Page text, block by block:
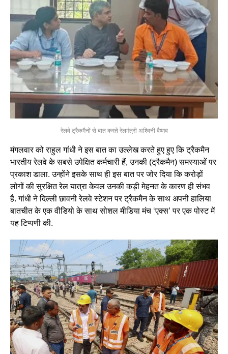
रेलवे ट्रैकमैनों से बात करते रेलमंत्री अश्विनी वैष्णव
मंगलवार को राहुल गांधी ने इस बात का उल्लेख करते हुए हुए कि ट्रैकमैन
भारतीय रेलवे के सबसे उपेक्षित कर्मचारी हैं, उनकी (ट्रैकमैन) समस्याओं पर
प्रकाश डाला. उन्होंने इसके साथ ही इस बात पर जोर दिया कि करोड़ों
लोगों की सुरक्षित रेल यात्रा केवल उनकी कड़ी मेहनत के कारण ही संभव
है. गांधी ने दिल्ली छावनी रेलवे स्टेशन पर ट्रैकमैन के साथ अपनी हालिया
बातचीत के एक वीडियो के साथ सोशल मीडिया मंच ‘एक्स’ पर एक पोस्ट में
यह टिप्पणी की.